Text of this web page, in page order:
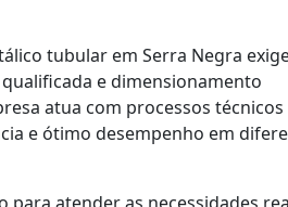
tubular em Serra Negra
e dimensionamento
atua com processos técnicos
e ótimo desempenho em